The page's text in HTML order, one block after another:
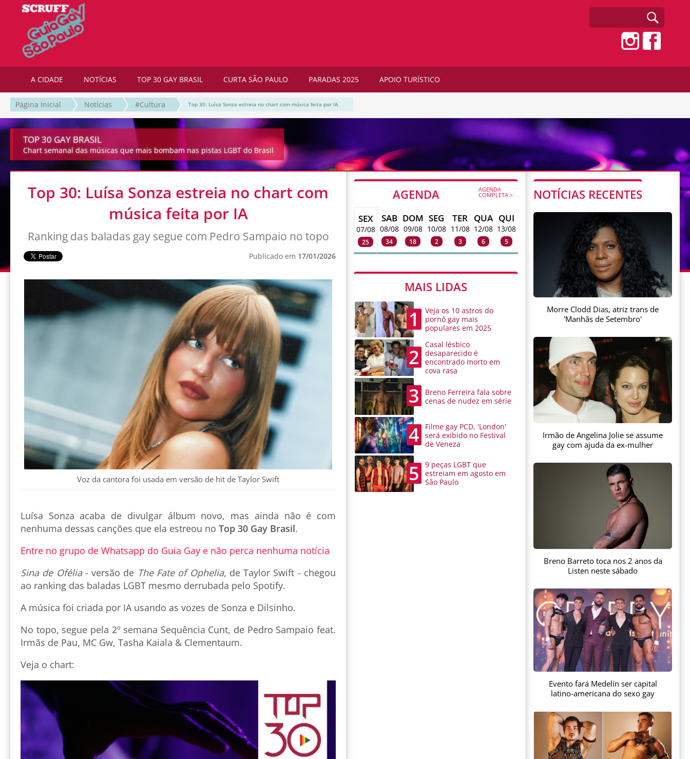
A CIDADE NOTÍCIAS TOP 30 GAY BRASIL CURTA SÃO PAULO PARADAS 2025 APOIO TURÍSTICO
Página Inicial Notícias #Cultura Top 30: Luísa Sonza estreia no chart com música feita por IA
TOP 30 GAY BRASIL
Chart semanal das músicas que mais bombam nas pistas LGBT do Brasil
Top 30: Luísa Sonza estreia no chart com
música feita por IA
Ranking das baladas gay segue com Pedro Sampaio no topo
Publicado em 17/01/2026
Voz da cantora foi usada em versão de hit de Taylor Swift
Luísa Sonza acaba de divulgar álbum novo, mas ainda não é com
nenhuma dessas canções que ela estreou no Top 30 Gay Brasil.
Entre no grupo de Whatsapp do Guia Gay e não perca nenhuma notícia
Sina de Ofélia- versão de The Fate of Ophelia, de Taylor Swift - chegou
ao ranking das baladas LGBT mesmo derrubada pelo Spotify.
A música foi criada por IA usando as vozes de Sonza e Dilsinho.
No topo, segue pela 2º semana Sequência Cunt, de Pedro Sampaio feat.
Irmãs de Pau, MC Gw, Tasha Kaiala & Clementaum.
Veja o chart:
AGENDA AGENDA
COMPLETA >
SEX
07/08
25
SAB
08/08
34
DOM
09/08
18
SEG
10/08
2
TER
11/08
3
QUA
12/08
6
QUI
13/08
5
MAIS LIDAS
1
Veja os 10 astros do
pornô gay mais
populares em 2025
2
Casal lésbico
desaparecido é
encontrado morto em
cova rasa
3
Breno Ferreira fala sobre
cenas de nudez em série
4
Filme gay PCD, 'London'
será exibido no Festival
de Veneza
5
9 peças LGBT que
estreiam em agosto em
São Paulo
NOTÍCIAS RECENTES
Morre Clodd Dias, atriz trans de
'Manhãs de Setembro'
Irmão de Angelina Jolie se assume
gay com ajuda da ex-mulher
Breno Barreto toca nos 2 anos da
Listen neste sábado
Evento fará Medelín ser capital
latino-americana do sexo gay